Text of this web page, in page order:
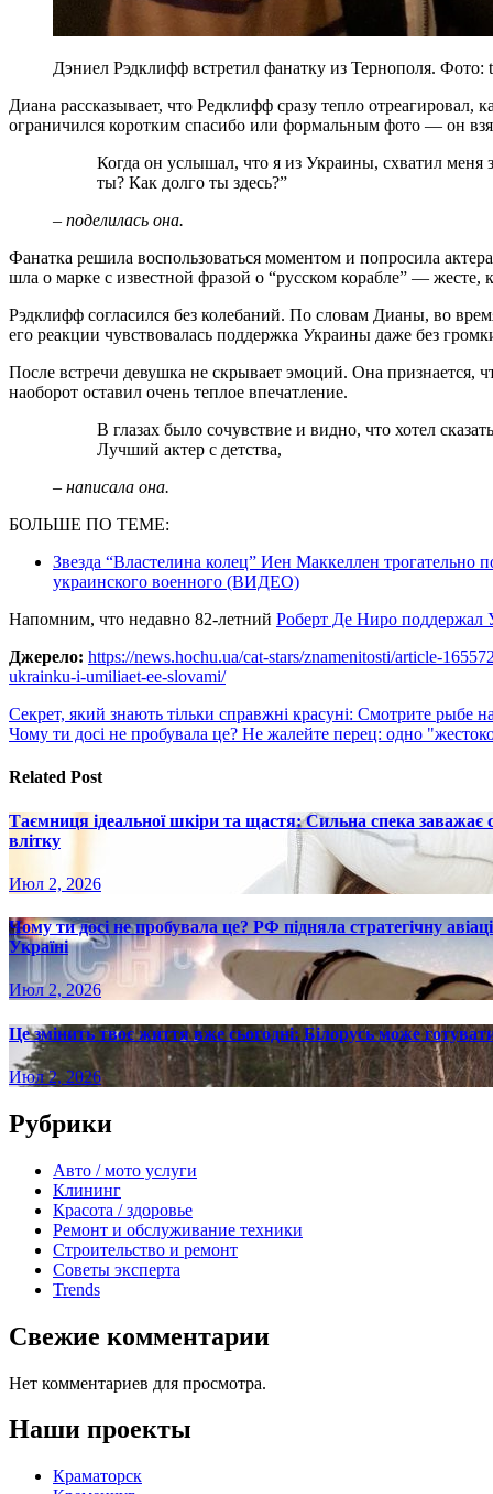
Дэниел Рэдклифф встретил фанатку из Тернополя. Фото:
Диана рассказывает, что Редклифф сразу тепло
ограничился коротким спасибо или формальным фото — он
Когда он услышал, что я из Украины, схватил меня за руку и сразу стал расспрашивать: “Как
ты? Как долго ты здесь?”
– поделилась она.
Фанатка решила воспользоваться моментом и попросила
шла о марке с известной фразой о “русском корабле” —
Рэдклифф согласился без колебаний. По словам Дианы, во
его реакции чувствовалась поддержка Украины даже без
После встречи девушка не скрывает эмоций. Она признается,
наоборот оставил очень теплое впечатление.
В глазах было сочувствие и видно, что хотел сказать, что поддерживает Украину. Такой милый.
Лучший актер с детства,
– написала она.
БОЛЬШЕ ПО ТЕМЕ:
Звезда “Властелина колец” Иен Маккеллен трогательно
украинского военного (ВИДЕО)
Напомним, что недавно 82-летний Роберт Де Ниро поддержал
Джерело: https://news.hochu.ua/cat-stars/znamenitosti/article-
ukrainku-i-umiliaet-ee-slovami/
Навигация
по
записям
Секрет, який знають тільки справжні красуні: Смотрите рыбе
Чому ти досі не пробувала це? Не жалейте перец: одно
Related Post
Таємниця ідеальної шкіри та щастя: Сильна спека
влітку
Июл 2, 2026
Чому ти досі не пробувала це? РФ підняла стратегічну
Україні
Июл 2, 2026
Це змінить твоє життя вже сьогодні: Білорусь може
Июл 2, 2026
Рубрики
Авто / мото услуги
Клининг
Красота / здоровье
Ремонт и обслуживание техники
Строительство и ремонт
Советы эксперта
Trends
Свежие комментарии
Нет комментариев для просмотра.
Наши проекты
Краматорск